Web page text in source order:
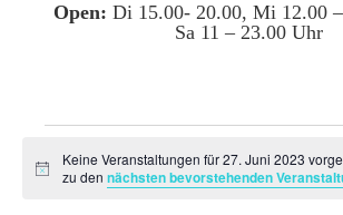
Open: Di 15.00- 20.00, Mi 12.00
Sa 11 – 23.00 Uhr
für
Hinweis
Keine Veranstaltungen für 27. Juni 2023
zu den nächsten bevorstehenden